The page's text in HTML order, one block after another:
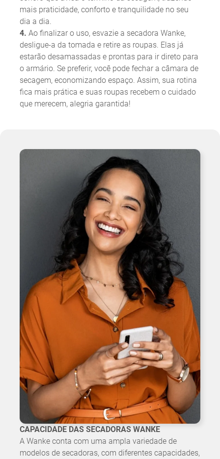
mais praticidade, conforto e tranquilidade no seu
dia a dia.
4. Ao finalizar o uso, esvazie a secadora Wanke,
desligue-a da tomada e retire as roupas. Elas já
estarão desamassadas e prontas para ir direto para
o armário. Se preferir, você pode fechar a câmara de
secagem, economizando espaço. Assim, sua rotina
fica mais prática e suas roupas recebem o cuidado
que merecem, alegria garantida!
CAPACIDADE DAS SECADORAS WANKE
A Wanke conta com uma ampla variedade de
modelos de secadoras, com diferentes capacidades,